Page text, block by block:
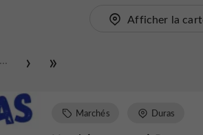
Afficher la
...
Marchés Duras